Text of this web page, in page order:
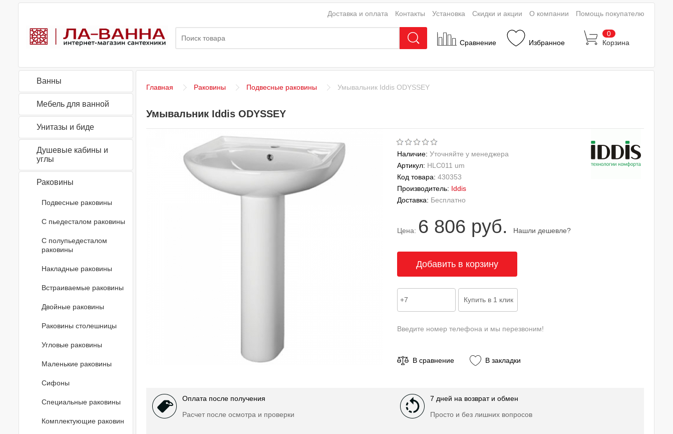
Сравнение Избранное
0
Корзина
Доставка и оплата Контакты Установка Скидки и акции О компании Помощь покупателю
Ванны
Мебель для ванной
Унитазы и биде
Душевые кабины и
углы
Раковины
Подвесные раковины
С пьедесталом раковины
С полупьедесталом
раковины
Накладные раковины
Встраиваемые раковины
Двойные раковины
Раковины столешницы
Угловые раковины
Маленькие раковины
Сифоны
Специальные раковины
Комплектующие раковин
Главная Раковины Подвесные раковины Умывальник Iddis ODYSSEY
Умывальник Iddis ODYSSEY
Наличие: Уточняйте у менеджера
Артикул: HLC011 um
Код товара: 430353
Производитель: Iddis
Доставка: Бесплатно
Цена: 6 806 руб. Нашли дешевле?
Введите номер телефона и мы перезвоним!
В сравнение В закладки
Оплата после получения
Расчет после осмотра и проверки
7 дней на возврат и обмен
Просто и без лишних вопросов